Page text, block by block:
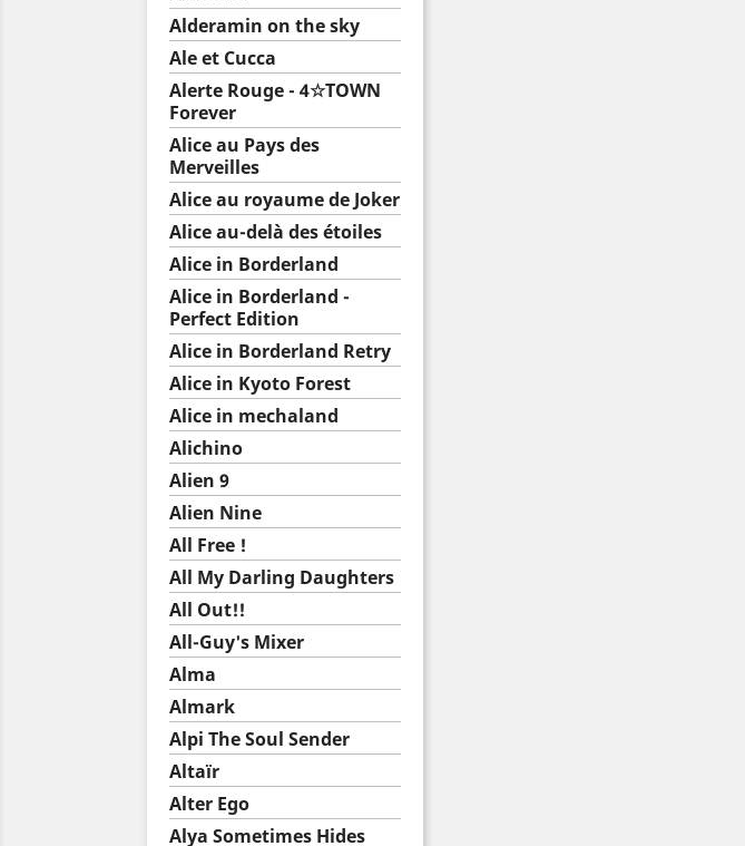
Alderamin on the sky
Ale et Cucca
Alerte Rouge - 4☆TOWN
Forever
Alice au Pays des
Merveilles
Alice au royaume de Joker
Alice au-delà des étoiles
Alice in Borderland
Alice in Borderland -
Perfect Edition
Alice in Borderland Retry
Alice in Kyoto Forest
Alice in mechaland
Alichino
Alien 9
Alien Nine
All Free !
All My Darling Daughters
All Out!!
All-Guy's Mixer
Alma
Almark
Alpi The Soul Sender
Altaïr
Alter Ego
Alya Sometimes Hides